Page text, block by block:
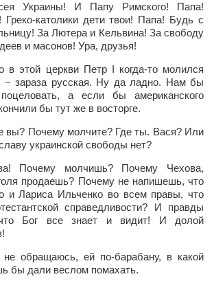
Ильченко
Кубракова
Шепилов
Бурый
Сокол
Украины! И Папу Римского! Папа!
Греко-католики дети твои! Папа! Будь с
За Лютера и Кельвина! За свободу
и масонов! Ура, друзья!
в этой церкви Петр I когда-то молился
зараза русская. Ну да ладно. Нам бы
а если бы американского
бы тут же в восторге.
вы? Почему молчите? Где ты. Вася? Или
украинской свободы нет?
Почему молчишь? Почему Чехова,
продаешь? Почему не напишешь, что
и Лариса Ильченко во всем правы, что
справедливости? И правды
Бог все знает и видит! И долой
обращаюсь, ей по-барабану, в какой
бы дали веслом помахать.